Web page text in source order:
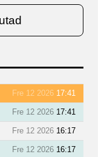
Fre 12 2026 17:41
Fre 12 2026 17:41
Fre 12 2026 16:17
Fre 12 2026 16:17